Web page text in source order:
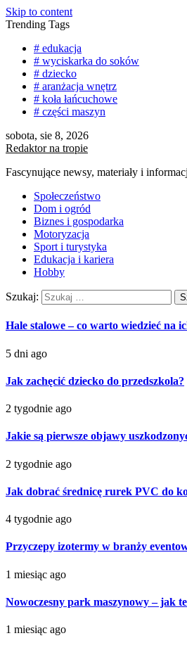
Skip to content
Trending Tags
# edukacja
# wyciskarka do soków
# dziecko
# aranżacja wnętrz
# koła łańcuchowe
# części maszyn
sobota, sie 8, 2026
Redaktor na tropie
Fascynujące newsy, materiały i
Społeczeństwo
Dom i ogród
Biznes i gospodarka
Motoryzacja
Sport i turystyka
Edukacja i kariera
Hobby
Szukaj:
Hale stalowe – co warto wiedzieć na
5 dni ago
Jak zachęcić dziecko do przedszkola?
2 tygodnie ago
Jakie są pierwsze objawy
2 tygodnie ago
Jak dobrać średnicę rurek PVC do
4 tygodnie ago
Przyczepy izotermy w branży
1 miesiąc ago
Nowoczesny park maszynowy – jak
1 miesiąc ago